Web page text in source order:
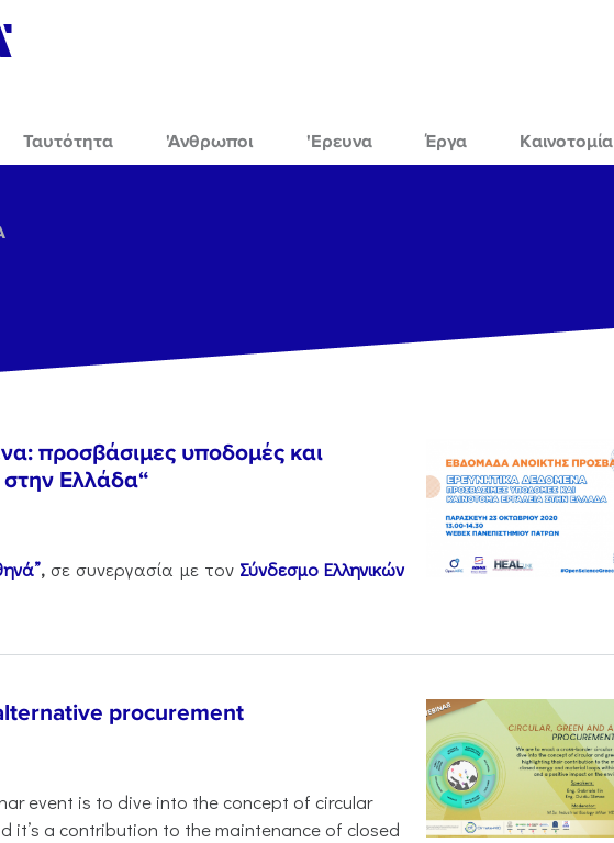
Ταυτότητα 'Ανθρωποι 'Ερευνα Έργα Καινοτομία
προσβάσιμες υποδομές και
Ελλάδα“
, σε συνεργασία με τον Σύνδεσμο Ελληνικών
procurement
event is to dive into the concept of circular
it’s a contribution to the maintenance of closed